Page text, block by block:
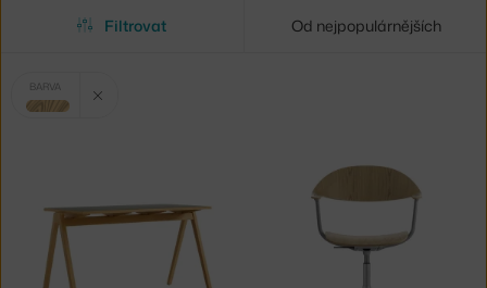
Filtrovat Od nejpopulárnějších
Vybrané
filtry:
BARVA
světlé dřevo